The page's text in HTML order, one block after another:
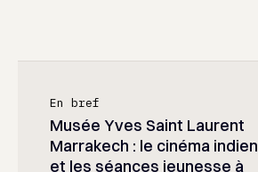
En bref
Musée Yves Saint Laurent
Marrakech : le cinéma indien
et les séances jeunesse à